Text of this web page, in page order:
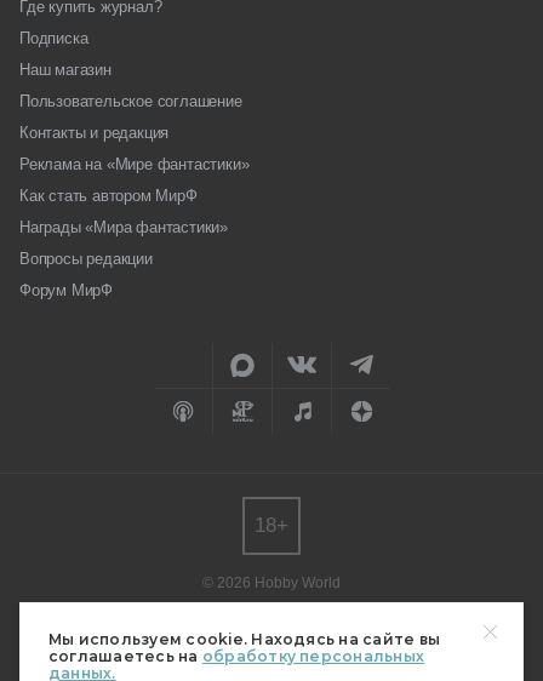
Мы используем cookie. Находясь на сайте вы
соглашаетесь на обработку персональных
данных.
Где купить журнал?
Подписка
Наш магазин
Пользовательское соглашение
Контакты и редакция
Реклама на «Мире фантастики»
Как стать автором МирФ
Награды «Мира фантастики»
Вопросы редакции
Форум МирФ
© 2026 Hobby World
редакции.
Мнение авторов может не совпадать с мнением редакции.
18+